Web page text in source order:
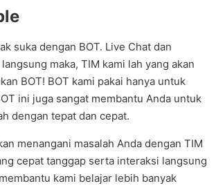
suka dengan BOT. Live Chat dan
maka, TIM kami lah yang akan
BOT! BOT kami pakai hanya untuk
ini juga sangat membantu Anda untuk
dengan tepat dan cepat.
menangani masalah Anda dengan TIM
cepat tanggap serta interaksi langsung
kami belajar lebih banyak